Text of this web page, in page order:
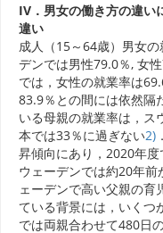
IV．男女の働き方の違い
違い
成人（15～64歳）男女
デンでは男性79.0％, 女
では，女性の就業率は
83.9％との間には依然隔
いる母親の就業率は，ス
本では33％に過ぎない2)
昇傾向にあり，2020年
ウェーデンでは約20年
ェーデンで高い父親の育
ている背景には，いくつ
では両親合わせて480日